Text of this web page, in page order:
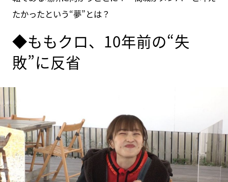
たかったという“夢”とは？
◆ももクロ、10年前の“失
敗”に反省